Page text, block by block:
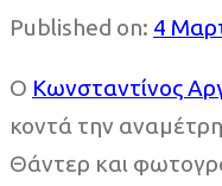
Published on: 4
Ο Κωνσταντίνος
κοντά την
Θάντερ και